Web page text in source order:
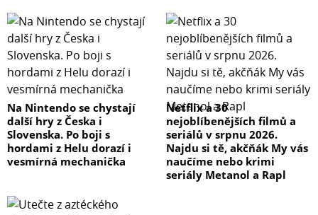
Na Nintendo se chystají
další hry z Česka i
Slovenska. Po boji s
hordami z Helu dorazí i
vesmírná mechanička
Netflix a 30
nejoblíbenějších filmů a
seriálů v srpnu 2026.
Najdu si tě, akčňák My vás
naučíme nebo krimi
seriály Metanol a Rapl